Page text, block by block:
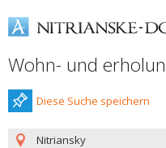
Wohn- und
Diese Suche speichern
Nitriansky